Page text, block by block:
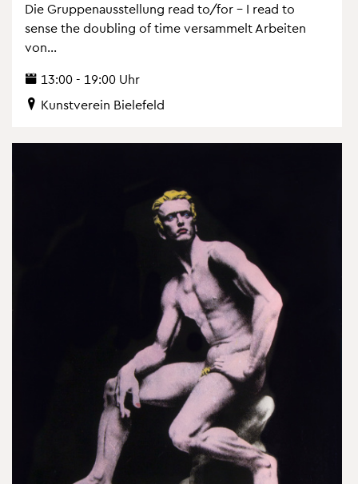
Die Grup­pen­aus­stel­lung read to/for – I read to
sense the dou­bling of time ver­sam­melt Ar­bei­ten
von...
13:00 - 19:00 Uhr
Kunst­ver­ein Bie­le­feld